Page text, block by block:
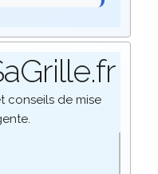
conseils de mise